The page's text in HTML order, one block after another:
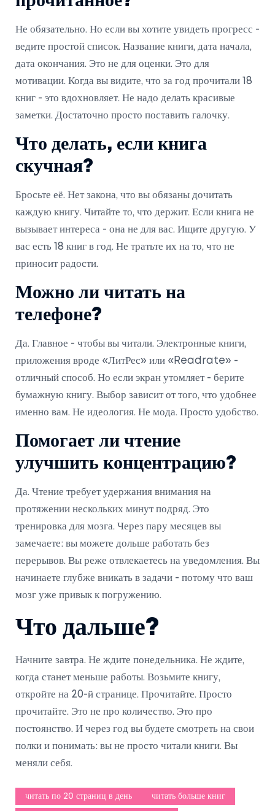
Не обязательно. Но если вы хотите увидеть прогресс -
ведите простой список. Название книги, дата начала,
дата окончания. Это не для оценки. Это для
мотивации. Когда вы видите, что за год прочитали 18
книг - это вдохновляет. Не надо делать красивые
заметки. Достаточно просто поставить галочку.
Что делать, если книга
скучная?
Бросьте её. Нет закона, что вы обязаны дочитать
каждую книгу. Читайте то, что держит. Если книга не
вызывает интереса - она не для вас. Ищите другую. У
вас есть 18 книг в год. Не тратьте их на то, что не
приносит радости.
Можно ли читать на
телефоне?
Да. Главное - чтобы вы читали. Электронные книги,
приложения вроде «ЛитРес» или «Readrate» -
отличный способ. Но если экран утомляет - берите
бумажную книгу. Выбор зависит от того, что удобнее
именно вам. Не идеология. Не мода. Просто удобство.
Помогает ли чтение
улучшить концентрацию?
Да. Чтение требует удержания внимания на
протяжении нескольких минут подряд. Это
тренировка для мозга. Через пару месяцев вы
замечаете: вы можете дольше работать без
перерывов. Вы реже отвлекаетесь на уведомления. Вы
начинаете глубже вникать в задачи - потому что ваш
мозг уже привык к погружению.
Что дальше?
Начните завтра. Не ждите понедельника. Не ждите,
когда станет меньше работы. Возьмите книгу,
откройте на 20-й странице. Прочитайте. Просто
прочитайте. Это не про количество. Это про
постоянство. И через год вы будете смотреть на свои
полки и понимать: вы не просто читали книги. Вы
меняли себя.
читать по 20 страниц в день читать больше книг